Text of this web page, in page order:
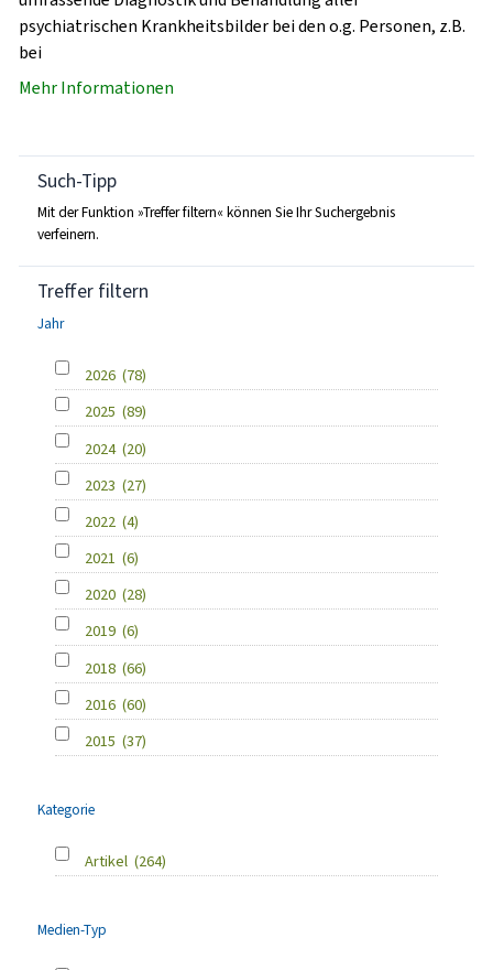
psychiatrischen Krankheitsbilder bei den o.g. Personen, z.B.
bei
Mehr Informationen
Such-Tipp
Mit der Funktion »Treffer filtern« können Sie Ihr Suchergebnis
verfeinern.
Treffer filtern
Jahr
2026 (78)
2025 (89)
2024 (20)
2023 (27)
2022 (4)
2021 (6)
2020 (28)
2019 (6)
2018 (66)
2016 (60)
2015 (37)
Kategorie
Artikel (264)
Medien-Typ